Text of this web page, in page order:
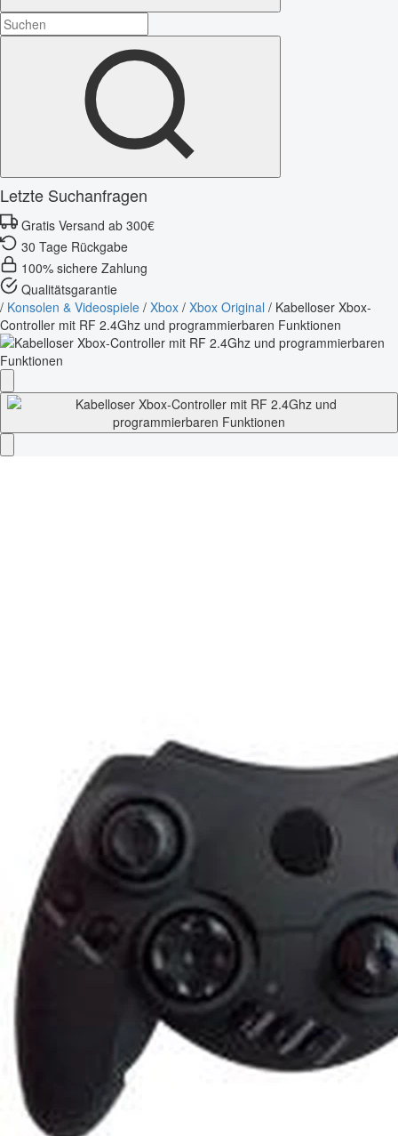
Letzte Suchanfragen
Gratis Versand ab 300€
30 Tage Rückgabe
100% sichere Zahlung
Qualitätsgarantie
/ Konsolen & Videospiele / Xbox / Xbox Original / Kabelloser Xbox-
Controller mit RF 2.4Ghz und programmierbaren Funktionen